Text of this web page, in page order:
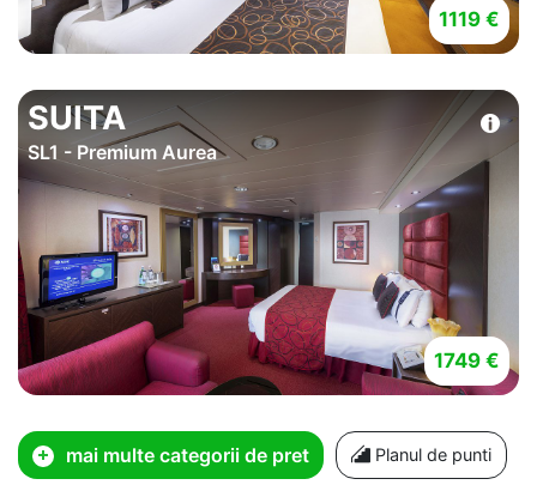
1119 €
SUITA
SL1 - Premium Aurea
1749 €
mai multe categorii de pret Planul de punti